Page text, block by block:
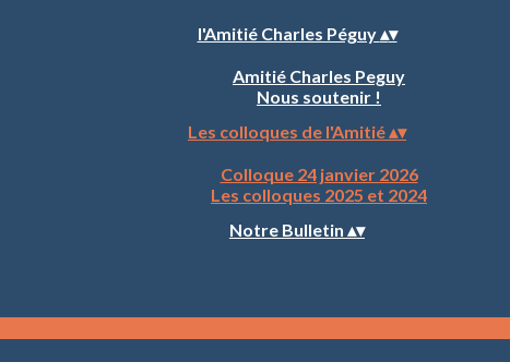
l'Amitié Charles Péguy▴▾
Amitié Charles Peguy
Nous soutenir !
Les colloques de l'Amitié▴▾
Colloque 24 janvier 2026
Les colloques 2025 et 2024
Notre Bulletin ▴▾